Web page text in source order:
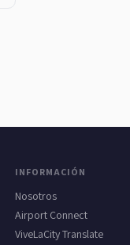
INFORMACIÓN
Nosotros
Airport Connect
ViveLaCity Translate